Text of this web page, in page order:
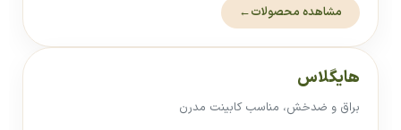
مشاهده محصولات←
هایگلاس
براق و ضدخش، مناسب کابینت مدرن